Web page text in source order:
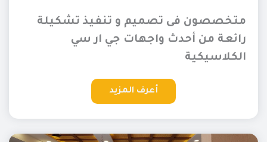
متخصصون فى تصميم و تنفيذ تشكيلة
رائعة من أحدث واجهات جي ار سي
الكلاسيكية
أعرف المزيد